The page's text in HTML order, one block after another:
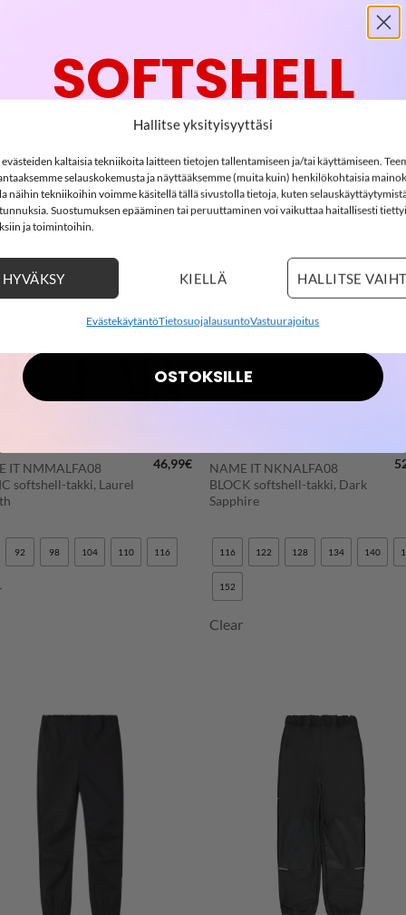
Hallitse yksityisyyttäsi
kaltaisia tekniikoita laitteen tietojen tallentamiseen ja/tai käyttämiseen.
selauskokemusta ja näyttääksemme (muita kuin) henkilökohtaisia
näihin tekniikoihin voimme käsitellä tällä sivustolla tietoja, kuten
Suostumuksen epääminen tai peruuttaminen voi vaikuttaa haitallisesti
ja toimintoihin.
HYVÄKSY KIELLÄ HALLITSE
EvästekäytäntöTietosuojalausuntoVastuurajoitus
Mauve
110
tuotteesta:5
/ 5
80 86 92
Clear
SUOSIKKEIHIN
IT NMMALFA08
softshell-takki, Laurel
46,99€
92 98 104 110 116
LISÄÄ
NAME IT NKNALFA08
BLOCK softshell-takki, Dark
Sapphire
116 122 128 134 140
152
Clear
LISÄÄ
LISÄÄ
SOFTSHELL
-15%
15% ALENNUS KOODILLA:SOFTSHELL15
3
03
days
00
hours
:
minutes
37
seconds
OSTOKSILLE